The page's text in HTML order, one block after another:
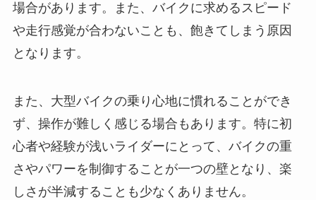
場合があります。また、バイクに求めるスピード
や走行感覚が合わないことも、飽きてしまう原因
となります。
また、大型バイクの乗り心地に慣れることができ
ず、操作が難しく感じる場合もあります。特に初
心者や経験が浅いライダーにとって、バイクの重
さやパワーを制御することが一つの壁となり、楽
しさが半減することも少なくありません。